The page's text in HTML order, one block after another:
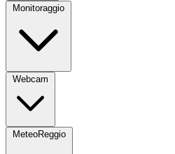
Monitoraggio
Webcam
MeteoReggio